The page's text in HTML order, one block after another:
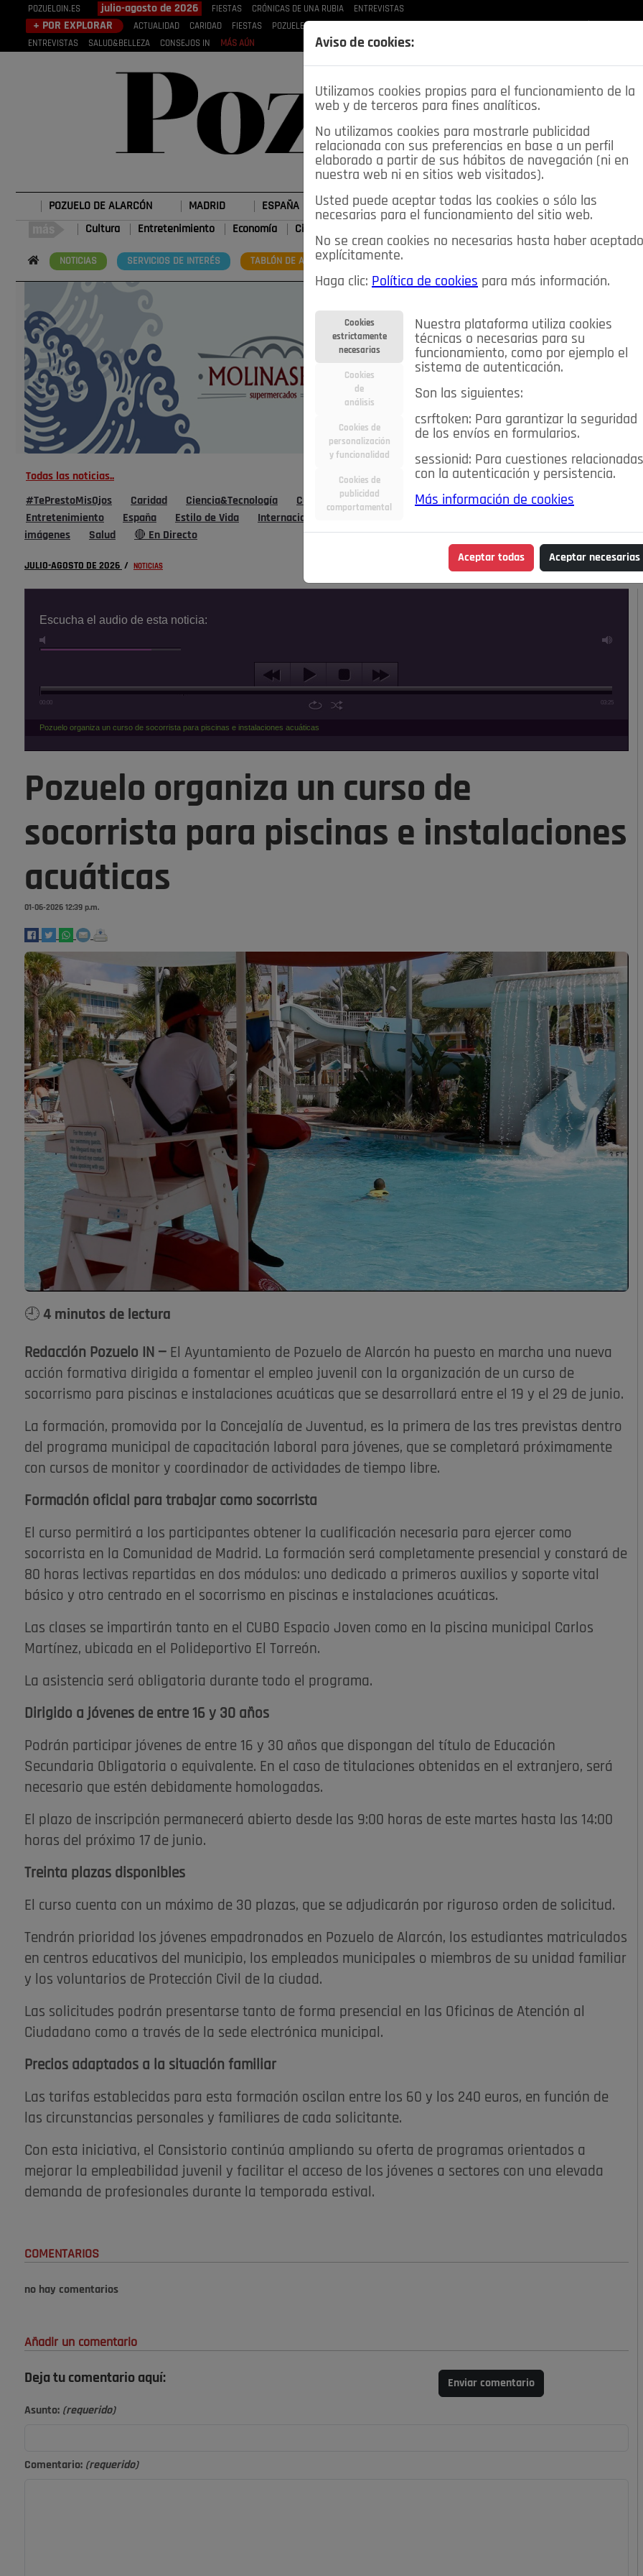
POZUELOIN.ES julio-agosto de 2026 FIESTAS CRÓNICAS DE UNA RUBIA ENTREVISTAS
+ POR EXPLORAR ACTUALIDAD CARIDAD FIESTAS POZUELEROS CRÓNICAS DE
ENTREVISTAS
SALUD&BELLEZA CONSEJOS IN MÁS AÚN
POZUELO DE ALARCÓN MADRID ESPAÑA DEPORTES OPINIÓN IN SALUD 🔴 EN DIRECTO
Cultura Entretenimiento Economía Ciencia&Tecnología
NOTICIAS SERVICIOS DE INTERÉS TABLÓN DE ANUNCIOS MIS ANUNCIOS
Todas las noticias..
#TePrestoMisOjos Caridad Ciencia&Tecnología Cultura Deportes Economía
Educación
Entretenimiento
España Estilo de Vida Internacional
imágenes
Salud 🔴 En Directo
JULIO-AGOSTO DE 2026 / NOTICIAS
Escucha el audio de esta noticia:
00:00 03:25
Pozuelo organiza un curso de socorrista para piscinas e instalaciones acuáticas
Pozuelo organiza un curso de
socorrista para piscinas e instalaciones
acuáticas
01-06-2026 12:39 p.m.
🕘 4 minutos de lectura
Redacción Pozuelo IN — El Ayuntamiento de Pozuelo de Alarcón ha puesto en marcha una nueva
acción formativa dirigida a fomentar el empleo juvenil con la organización de un curso de
socorrismo para piscinas e instalaciones acuáticas que se desarrollará entre el 19 y el 29 de junio.
La formación, promovida por la Concejalía de Juventud, es la primera de las tres previstas dentro
del programa municipal de capacitación laboral para jóvenes, que se completará próximamente
con cursos de monitor y coordinador de actividades de tiempo libre.
Formación oficial para trabajar como socorrista
El curso permitirá a los participantes obtener la cualificación necesaria para ejercer como
socorrista en la Comunidad de Madrid. La formación será completamente presencial y constará de
80 horas lectivas repartidas en dos módulos: uno dedicado a primeros auxilios y soporte vital
básico y otro centrado en el socorrismo en piscinas e instalaciones acuáticas.
Las clases se impartirán tanto en el CUBO Espacio Joven como en la piscina municipal Carlos
Martínez, ubicada en el Polideportivo El Torreón.
La asistencia será obligatoria durante todo el programa.
Dirigido a jóvenes de entre 16 y 30 años
Podrán participar jóvenes de entre 16 y 30 años que dispongan del título de Educación
Secundaria Obligatoria o equivalente. En el caso de titulaciones obtenidas en el extranjero, será
necesario que estén debidamente homologadas.
El plazo de inscripción permanecerá abierto desde las 9:00 horas de este martes hasta las 14:00
horas del próximo 17 de junio.
Treinta plazas disponibles
El curso cuenta con un máximo de 30 plazas, que se adjudicarán por riguroso orden de solicitud.
Tendrán prioridad los jóvenes empadronados en Pozuelo de Alarcón, los estudiantes matriculados
en centros educativos del municipio, los empleados municipales o miembros de su unidad familiar
y los voluntarios de Protección Civil de la ciudad.
Las solicitudes podrán presentarse tanto de forma presencial en las Oficinas de Atención al
Ciudadano como a través de la sede electrónica municipal.
Precios adaptados a la situación familiar
Las tarifas establecidas para esta formación oscilan entre los 60 y los 240 euros, en función de
las circunstancias personales y familiares de cada solicitante.
Con esta iniciativa, el Consistorio continúa ampliando su oferta de programas orientados a
mejorar la empleabilidad juvenil y facilitar el acceso de los jóvenes a sectores con una elevada
demanda de profesionales durante la temporada estival.
COMENTARIOS
no hay comentarios
Añadir un comentario
Deja tu comentario aquí: Enviar comentario
Asunto: (requerido)
Comentario: (requerido)
Aviso de cookies:
Utilizamos cookies propias para el funcionamiento de la
web y de terceros para fines analíticos.
No utilizamos cookies para mostrarle publicidad
relacionada con sus preferencias en base a un perfil
elaborado a partir de sus hábitos de navegación (ni en
nuestra web ni en sitios web visitados).
Usted puede aceptar todas las cookies o sólo las
necesarias para el funcionamiento del sitio web.
No se crean cookies no necesarias hasta haber aceptado
explícitamente.
Haga clic: Política de cookies para más información.
Cookies
estrictamente
necesarias
Cookies
de
análisis
Cookies de
personalización
y funcionalidad
Cookies de
publicidad
comportamental
Nuestra plataforma utiliza cookies
técnicas o necesarias para su
funcionamiento, como por ejemplo el
sistema de autenticación.
Son las siguientes:
csrftoken: Para garantizar la seguridad
de los envíos en formularios.
sessionid: Para cuestiones relacionadas
con la autenticación y persistencia.
Más información de cookies
Aceptar todas Aceptar necesarias